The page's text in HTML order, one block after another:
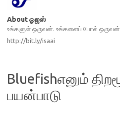
About ஓஜஸ்
உங்களுள் ஒருவன். உங்களைப் போல்
http://bit.ly/isaai
Bluefishஎனும்
பயன்பாடு